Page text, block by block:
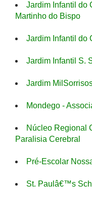
Jardim Infantil do
Martinho do Bispo
Jardim Infantil do
Jardim Infantil S.
Jardim
Mondego -
Núcleo Regional
Paralisia Cerebral
Pré-Escolar
St. Paulâ€™s